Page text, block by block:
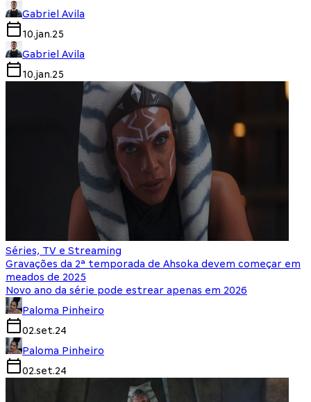
Gabriel Avila
10.jan.25
Gabriel Avila
10.jan.25
Séries, TV e Streaming
Gravações da 2ª temporada de Ahsoka devem começar em
meados de 2025
Novo ano da série pode estrear apenas em 2026
Paloma Pinheiro
02.set.24
Paloma Pinheiro
02.set.24